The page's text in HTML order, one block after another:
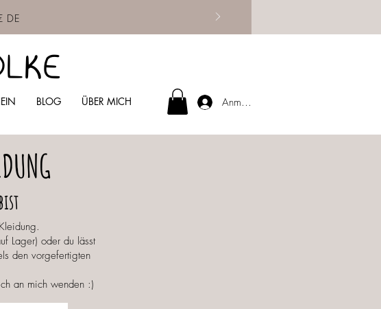
DE
BLOG ÜBER MICH Anmelden
Lager) oder du lässt
den vorgefertigten
an mich wenden :)